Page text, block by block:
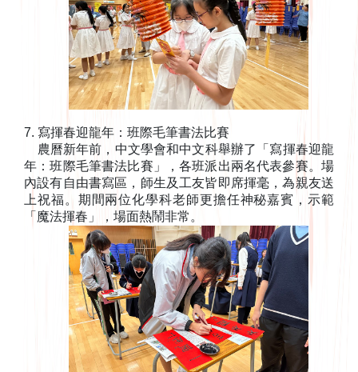
7. 寫揮春迎龍年：班際毛筆書法比賽
農曆新年前，中文學會和中文科舉辦了「寫揮春迎龍
年：班際毛筆書法比賽」，各班派出兩名代表參賽。場
內設有自由書寫區，師生及工友皆即席揮毫，為親友送
上祝福。期間兩位化學科老師更擔任神秘嘉賓，示範
「魔法揮春」，場面熱鬧非常。